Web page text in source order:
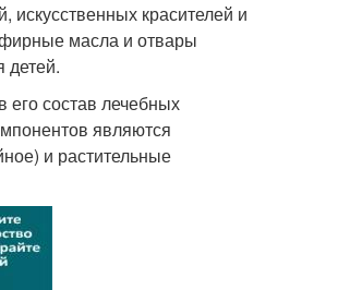
красителей и
масла и отвары
детей.
состав лечебных
являются
и растительные